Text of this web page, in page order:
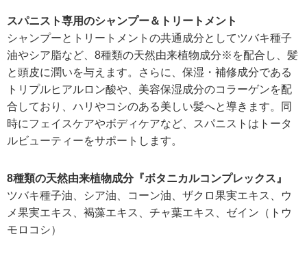
スパニスト専用のシャンプー＆トリートメント
シャンプーとトリートメントの共通成分としてツバキ種子
油やシア脂など、8種類の天然由来植物成分※を配合し、髪
と頭皮に潤いを与えます。さらに、保湿・補修成分である
トリプルヒアルロン酸や、美容保湿成分のコラーゲンを配
合しており、ハリやコシのある美しい髪へと導きます。同
時にフェイスケアやボディケアなど、スパニストはトータ
ルビューティーをサポートします。
8種類の天然由来植物成分『ボタニカルコンプレックス』
ツバキ種子油、シア油、コーン油、ザクロ果実エキス、ウ
メ果実エキス、褐藻エキス、チャ葉エキス、ゼイン（トウ
モロコシ）